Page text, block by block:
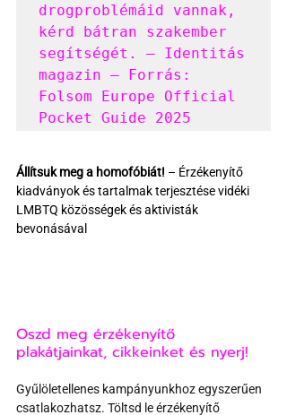
drogproblémáid vannak,
kérd bátran szakember
segítségét. – Identitás
magazin – Forrás:
Folsom Europe Official
Pocket Guide 2025
Állítsuk meg a homofóbiát! – Érzékenyítő
kiadványok és tartalmak terjesztése vidéki
LMBTQ közösségek és aktivisták
bevonásával
Oszd meg érzékenyítő
plakátjainkat, cikkeinket és nyerj!
Gyűlöletellenes kampányunkhoz egyszerűen
csatlakozhatsz. Töltsd le érzékenyítő